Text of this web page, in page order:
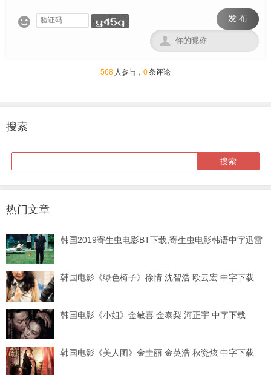
 发 布

568 人参与， 0条评论
搜索
热门文章
韩国2019寄生虫电影BT下载,寄生虫电影韩语中字迅雷
韩国电影《绿色椅子》徐情 沈智浩 欧云宏 中字下载
韩国电影《小姐》金敏喜 金泰梨 河正宇 中字下载
韩国电影《美人图》金圭丽 金英浩 秋瓷炫 中字下载